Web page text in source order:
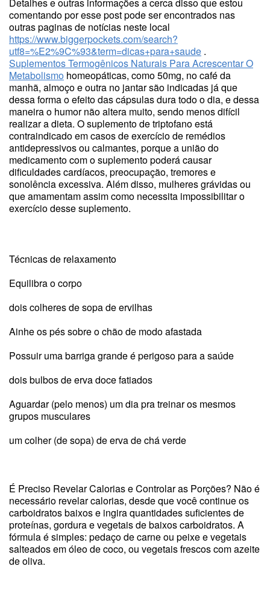
comentando por esse post pode ser encontrados nas
outras paginas de notícias neste local
https://www.biggerpockets.com/search?
utf8=%E2%9C%93&term=dicas+para+saude .
Suplementos Termogênicos Naturais Para Acrescentar O
Metabolismo homeopáticas, como 50mg, no café da
manhã, almoço e outra no jantar são indicadas já que
dessa forma o efeito das cápsulas dura todo o dia, e dessa
maneira o humor não altera muito, sendo menos difícil
realizar a dieta. O suplemento de triptofano está
contraindicado em casos de exercício de remédios
antidepressivos ou calmantes, porque a união do
medicamento com o suplemento poderá causar
dificuldades cardíacos, preocupação, tremores e
sonolência excessiva. Além disso, mulheres grávidas ou
que amamentam assim como necessita impossibilitar o
exercício desse suplemento.
Técnicas de relaxamento
Equilibra o corpo
dois colheres de sopa de ervilhas
Ainhe os pés sobre o chão de modo afastada
Possuir uma barriga grande é perigoso para a saúde
dois bulbos de erva doce fatiados
Aguardar (pelo menos) um dia pra treinar os mesmos
grupos musculares
um colher (de sopa) de erva de chá verde
É Preciso Revelar Calorias e Controlar as Porções? Não é
necessário revelar calorias, desde que você continue os
carboidratos baixos e ingira quantidades suficientes de
proteínas, gordura e vegetais de baixos carboidratos. A
fórmula é simples: pedaço de carne ou peixe e vegetais
salteados em óleo de coco, ou vegetais frescos com azeite
de oliva.